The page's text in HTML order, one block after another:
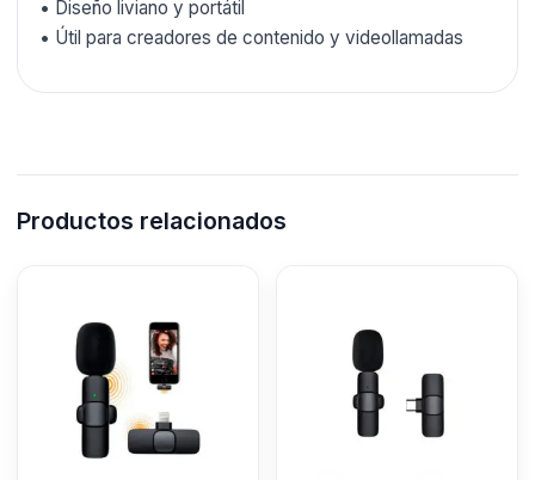
• Diseño liviano y portátil
• Útil para creadores de contenido y videollamadas
Productos relacionados